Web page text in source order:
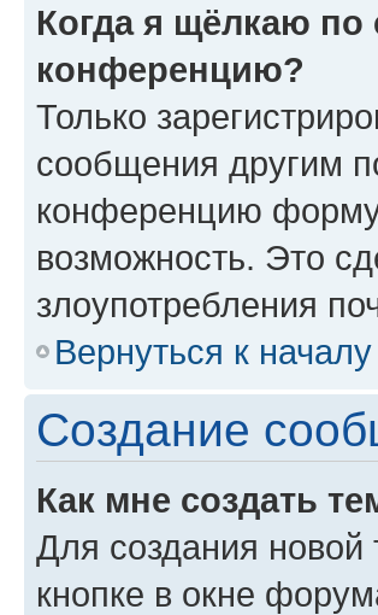
Когда я щёлкаю по
конференцию?
Только
сообщения другим
конференцию
возможность. Это
злоупотребления
Вернуться к началу
Создание
Как мне создать
Для создания
кнопке в окне